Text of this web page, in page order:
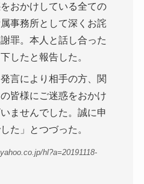
おかけしている全ての
事務所として深くお詫
罪。本人と話し合った
したと報告した。
言により相手の方、関
皆様にご迷惑をおかけ
ませんでした。誠に申
た」とつづった。
hl?a=20191118-